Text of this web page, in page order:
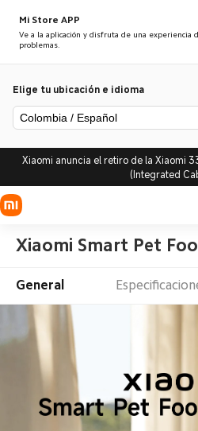
Mi Store APP
Ve a la aplicación y disfruta de una experiencia
problemas.
Elige tu ubicación e idioma
Colombia / Español
Xiaomi anuncia el retiro de la Xiaomi
(Integrated
Xiaomi Smart Pet
General